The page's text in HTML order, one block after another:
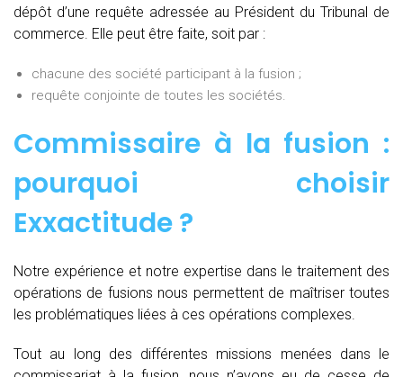
dépôt d’une requête adressée au Président du Tribunal de
commerce. Elle peut être faite, soit par :
chacune des société participant à la fusion ;
requête conjointe de toutes les sociétés.
Commissaire à la fusion :
pourquoi choisir
Exxactitude ?
Notre expérience et notre expertise dans le traitement des
opérations de fusions nous permettent de maîtriser toutes
les problématiques liées à ces opérations complexes.
Tout au long des différentes missions menées dans le